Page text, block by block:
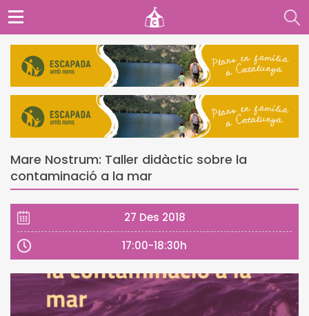
Mare Nostrum: Taller didàctic sobre la
contaminació a la mar
27 Des 2018
17:00-18:30h